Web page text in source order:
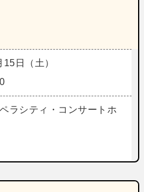
日（土）
ラシティ・コンサートホ